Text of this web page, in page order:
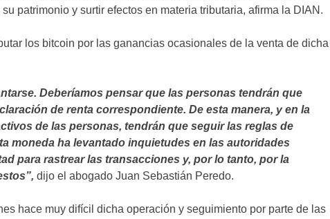
patrimonio y surtir efectos en materia tributaria, afirma la DIAN.
los bitcoin por las ganancias ocasionales de la venta de dicha
Deberíamos pensar que las personas tendrán que
de renta correspondiente. De esta manera, y en la
de las personas, tendrán que seguir las reglas de
moneda ha levantado inquietudes en las autoridades
para rastrear las transacciones y, por lo tanto, por la
dijo el abogado Juan Sebastián Peredo.
hace muy difícil dicha operación y seguimiento por parte de las